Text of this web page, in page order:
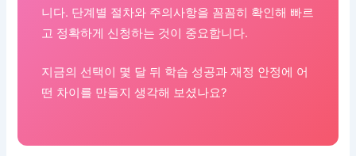
니다. 단계별 절차와 주의사항을 꼼꼼히 확인해 빠르
고 정확하게 신청하는 것이 중요합니다.
지금의 선택이 몇 달 뒤 학습 성공과 재정 안정에 어
떤 차이를 만들지 생각해 보셨나요?